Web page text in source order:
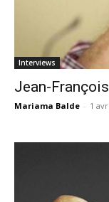
Interviews
Jean-
Mariama Balde - 1